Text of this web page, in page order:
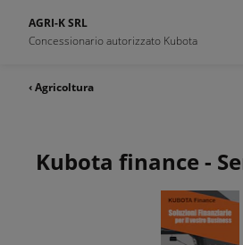
AGRI-K SRL
Concessionario autorizzato Kubota
‹ Agricoltura
Kubota finance -